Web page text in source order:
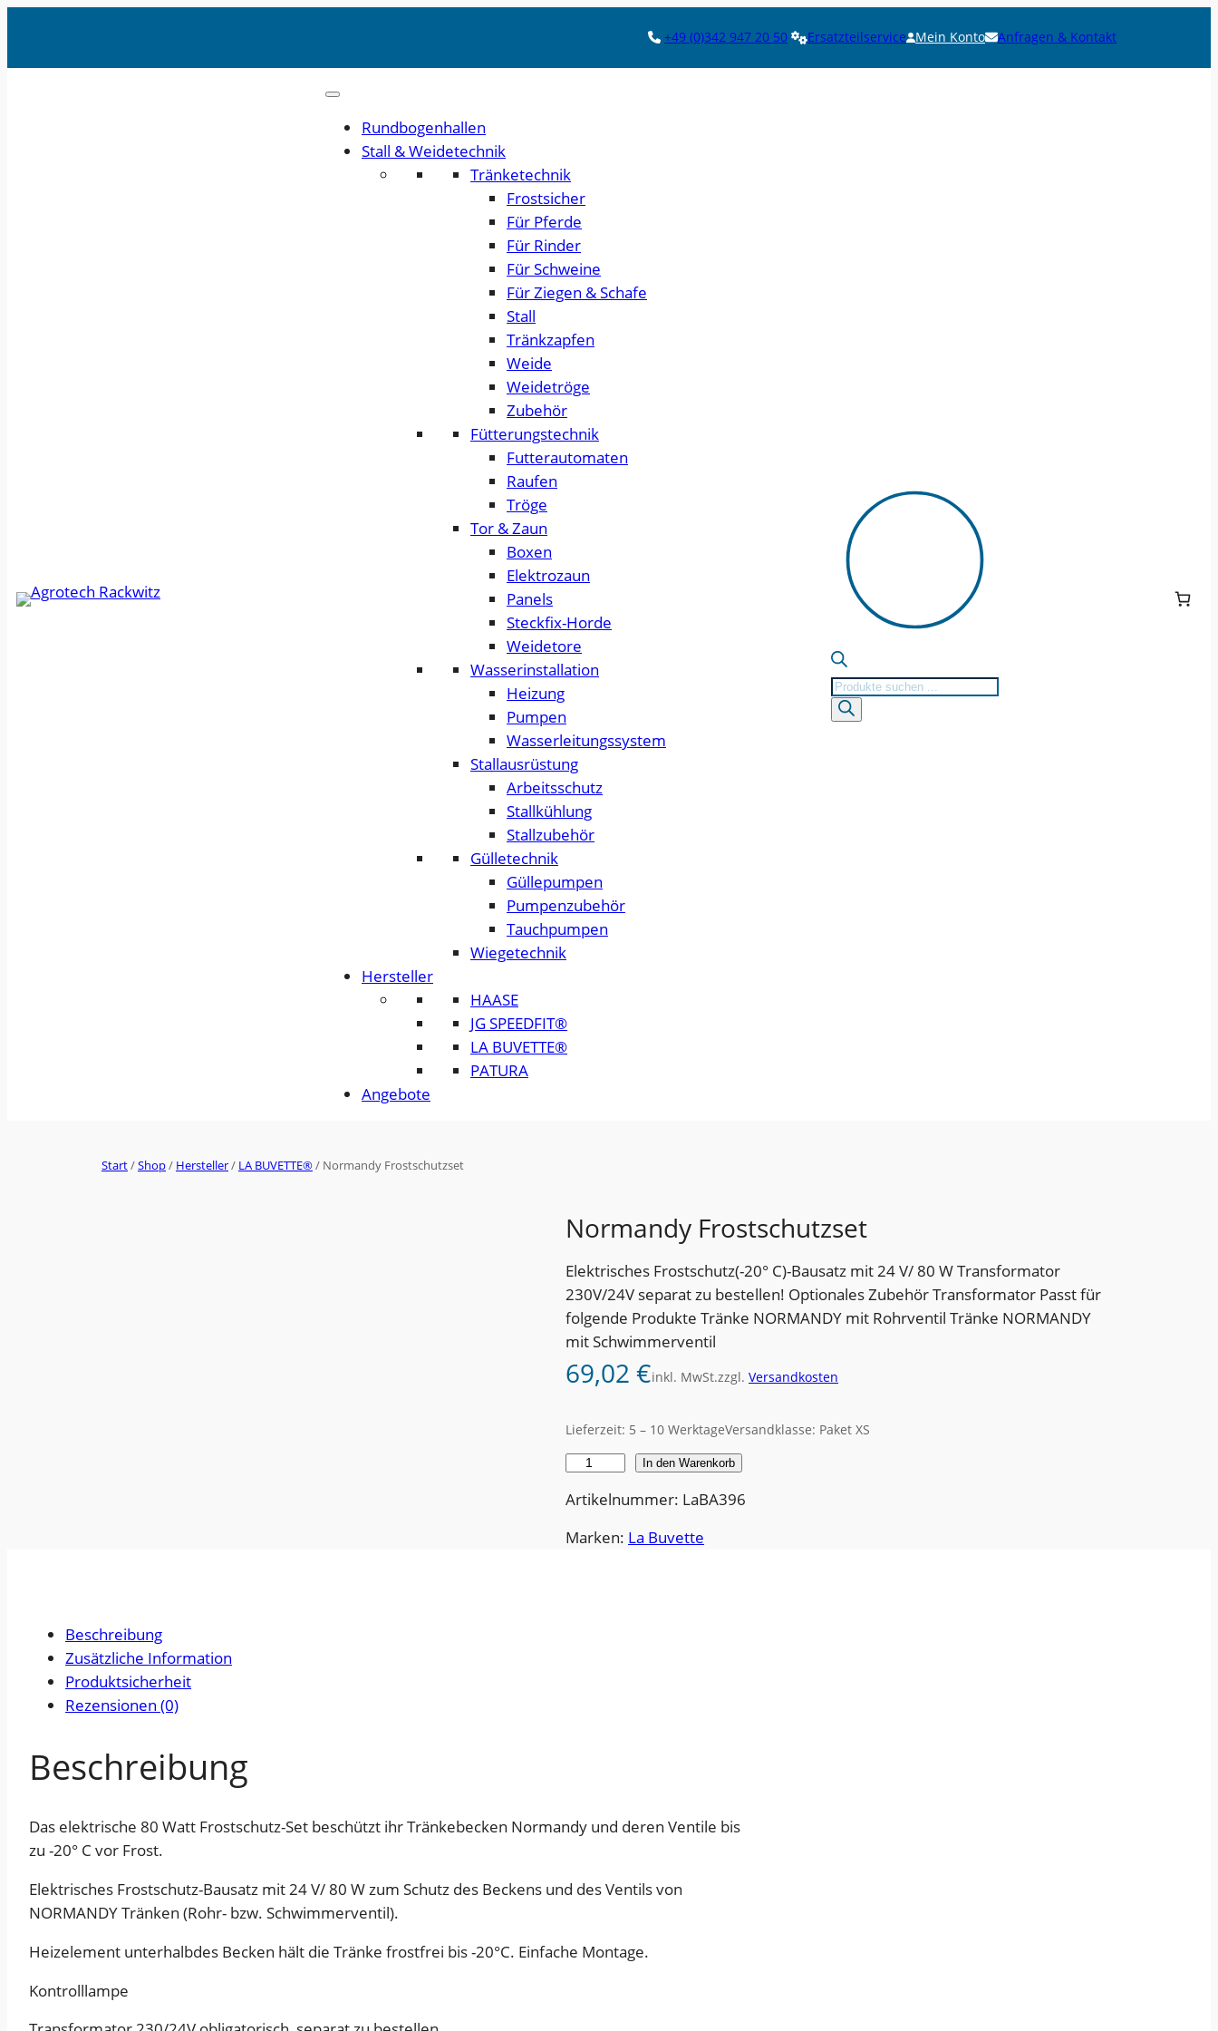
+49 (0)342 947 20 50 Ersatzteilservice Mein Konto Anfragen & Kontakt
Rundbogenhallen
Stall & Weidetechnik
Tränketechnik
Frostsicher
Für Pferde
Für Rinder
Für Schweine
Für Ziegen & Schafe
Stall
Tränkzapfen
Weide
Weidetröge
Zubehör
Fütterungstechnik
Futterautomaten
Raufen
Tröge
Tor & Zaun
Boxen
Elektrozaun
Panels
Steckfix-Horde
Weidetore
Wasserinstallation
Heizung
Pumpen
Wasserleitungssystem
Stallausrüstung
Arbeitsschutz
Stallkühlung
Stallzubehör
Gülletechnik
Güllepumpen
Pumpenzubehör
Tauchpumpen
Wiegetechnik
Hersteller
HAASE
JG SPEEDFIT®
LA BUVETTE®
PATURA
Angebote
Products
search
Start/Shop/ Hersteller/ LA BUVETTE®/ Normandy Frostschutzset
Normandy Frostschutzset
Elektrisches Frostschutz(-20° C)-Bausatz mit 24 V/ 80 W Transformator
230V/24V separat zu bestellen! Optionales Zubehör Transformator Passt für
folgende Produkte Tränke NORMANDY mit Rohrventil Tränke NORMANDY
mit Schwimmerventil
69,02 €inkl. MwSt.zzgl. Versandkosten
Lieferzeit: 5 – 10 WerktageVersandklasse: Paket XS
r
m
z
t
In den Warenkorb
Artikelnummer: LaBA396
Marken: La Buvette
Beschreibung
Zusätzliche Information
Produktsicherheit
Rezensionen (0)
Beschreibung
Das elektrische 80 Watt Frostschutz-Set beschützt ihr Tränkebecken Normandy und deren Ventile bis
zu -20° C vor Frost.
Elektrisches Frostschutz-Bausatz mit 24 V/ 80 W zum Schutz des Beckens und des Ventils von
NORMANDY Tränken (Rohr- bzw. Schwimmerventil).
Heizelement unterhalbdes Becken hält die Tränke frostfrei bis -20°C. Einfache Montage.
Kontrolllampe